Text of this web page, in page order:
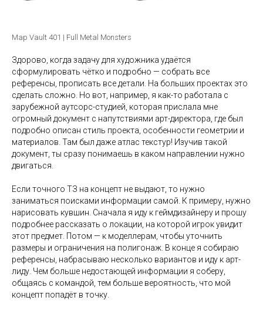
Map Vault 401 | Full Metal Monsters
Здорово, когда задачу для художника удаётся
сформулировать чётко и подробно — собрать все
референсы, прописать все детали. На больших проектах это
сделать сложно. Но вот, например, я как-то работала с
зарубежной аутсорс-студией, которая прислала мне
огромный документ с напутствиями арт-директора, где был
подробно описан стиль проекта, особенности геометрии и
материалов. Там был даже атлас текстур! Изучив такой
документ, ты сразу понимаешь в каком направлении нужно
двигаться.
Если точного ТЗ на концепт не выдают, то нужно
заниматься поисками информации самой. К примеру, нужно
нарисовать кувшин. Сначала я иду к геймдизайнеру и прошу
подробнее рассказать о локации, на которой игрок увидит
этот предмет. Потом — к моделлерам, чтобы уточнить
размеры и ограничения на полигонаж. В конце я собираю
референсы, набрасываю несколько вариантов и иду к арт-
лиду. Чем больше недостающей информации я соберу,
общаясь с командой, тем больше вероятность, что мой
концепт попадёт в точку.